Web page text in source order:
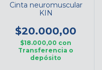
Cinta neuromuscular
KIN
$20.000,00
$18.000,00 con
Transferencia o
depósito